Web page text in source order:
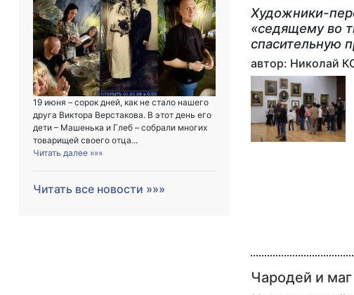
19 июня – сорок дней, как не стало нашего
друга Виктора Верстакова. В этот день его
дети – Машенька и Глеб – собрали многих
товарищей своего отца...
Читать далее »»»
Читать все новости »»»
Художники-
«седящему во
спасительную
автор: Николай
Чародей и